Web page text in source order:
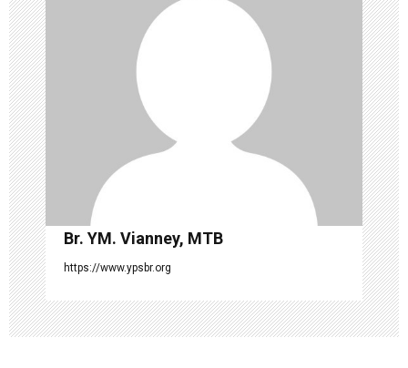
Br. YM. Vianney, MTB
https://www.ypsbr.org